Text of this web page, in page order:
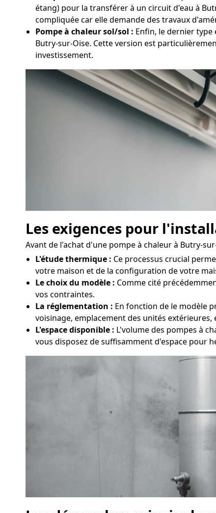
étang) pour la transférer à un circuit d'eau à
compliquée car elle demande des travaux
Pompe à chaleur sol/sol : Enfin, le dernier
Butry-sur-Oise. Cette version est
investissement.
Les exigences pour
Avant de l'achat d'une pompe à chaleur à Butry-
L'étude thermique : Ce processus crucial
votre maison et de la configuration de votre
Le choix du modèle : Comme cité
vos contraintes.
La réglementation : En fonction de le modèle
voisinage, emplacement des unités extérieures,
L'espace disponible : L'volume des pompes à
vous disposez de suffisamment d'espace pour